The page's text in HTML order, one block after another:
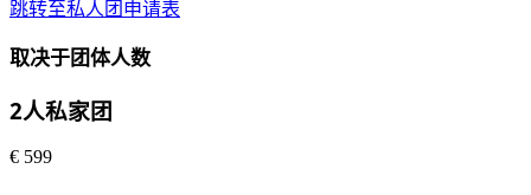
跳转至私人团申请表
取决于团体人数
2人私家团
€ 599